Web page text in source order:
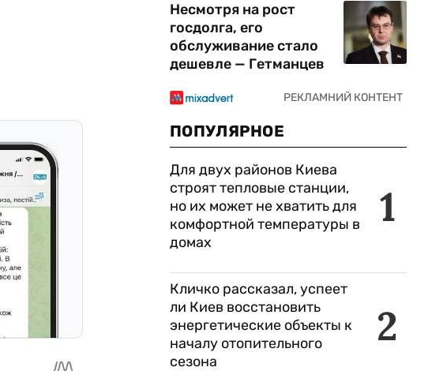
Несмотря на рост
госдолга, его
обслуживание стало
дешевле — Гетманцев
ПОПУЛЯРНОЕ
1
Для двух районов Киева
строят тепловые станции,
но их может не хватить для
комфортной температуры в
домах
2
Кличко рассказал, успеет
ли Киев восстановить
энергетические объекты к
началу отопительного
сезона